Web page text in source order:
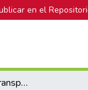
en el
Operaciones: Matriz transpuesta